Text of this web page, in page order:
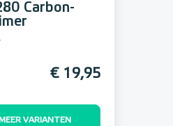
Carbon-
€ 19,95
VARIANTEN